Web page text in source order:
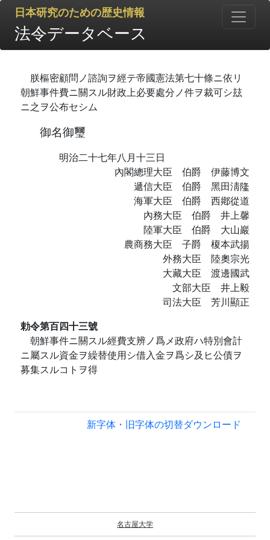
日本研究のための歴史情報
法令データベース
朕樞密顧問ノ諮詢ヲ經テ帝國憲法第七十條ニ依リ
朝鮮事件費ニ關スル財政上必要處分ノ件ヲ裁可シ玆
ニ之ヲ公布セシム
御名御璽
明治二十七年八月十三日
內閣總理大臣 伯爵 伊藤博文
遞信大臣 伯爵 黑田淸隆
海軍大臣 伯爵 西鄕從道
內務大臣 伯爵 井上馨
陸軍大臣 伯爵 大山巖
農商務大臣 子爵 榎本武揚
外務大臣 陸奧宗光
大藏大臣 渡邊國武
文部大臣 井上毅
司法大臣 芳川顯正
勅令第百四十三號
朝鮮事件ニ關スル經費支辨ノ爲メ政府ハ特別會計
ニ屬スル資金ヲ繰替使用シ借入金ヲ爲シ及ヒ公債ヲ
募集スルコトヲ得
新字体・旧字体の切替ダウンロード
名古屋大学